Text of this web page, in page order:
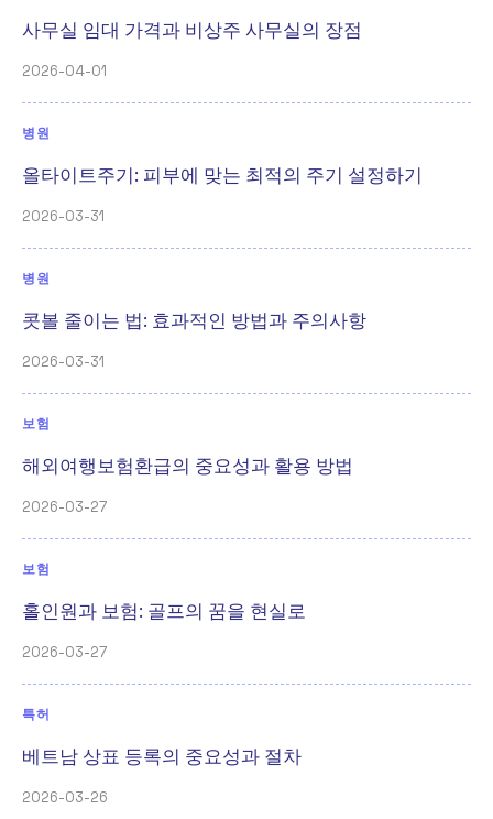
사무실 임대 가격과 비상주 사무실의 장점
2026-04-01
병원
올타이트주기: 피부에 맞는 최적의 주기 설정하기
2026-03-31
병원
콧볼 줄이는 법: 효과적인 방법과 주의사항
2026-03-31
보험
해외여행보험환급의 중요성과 활용 방법
2026-03-27
보험
홀인원과 보험: 골프의 꿈을 현실로
2026-03-27
특허
베트남 상표 등록의 중요성과 절차
2026-03-26